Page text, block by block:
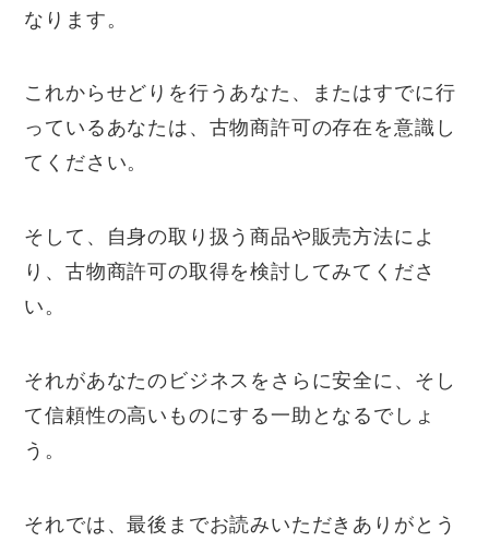
なります。
これからせどりを行うあなた、またはすでに行
っているあなたは、古物商許可の存在を意識し
てください。
そして、自身の取り扱う商品や販売方法によ
り、古物商許可の取得を検討してみてくださ
い。
それがあなたのビジネスをさらに安全に、そし
て信頼性の高いものにする一助となるでしょ
う。
それでは、最後までお読みいただきありがとう